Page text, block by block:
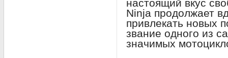
настоящий вкус
Ninja продолжает
привлекать новых
звание одного из
значимых